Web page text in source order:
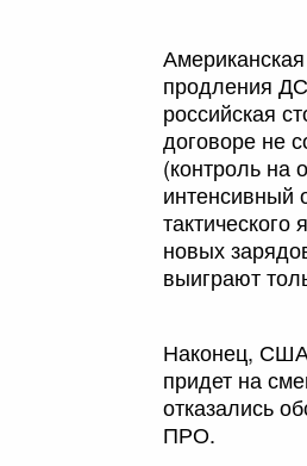
продления
российская
договоре не
(контроль на
интенсивный
новых
выиграют
Наконец, США
придет на
отказались
ПРО.